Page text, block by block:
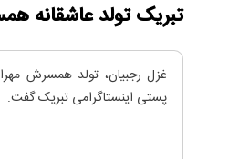
تبریک تولد عاشقانه
غزل رجبیان، تولد همسرش
پستی اینستاگرامی تبریک گفت.